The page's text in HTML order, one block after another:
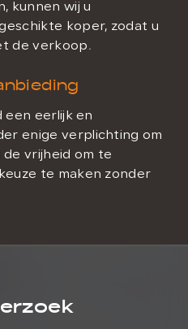
kunnen wij u
koper, zodat u
de verkoop.
een eerlijk en
enige verplichting om
vrijheid om te
te maken zonder